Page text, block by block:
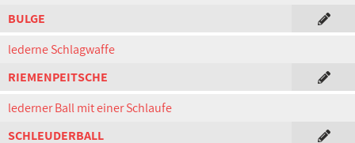
BULGE
lederne Schlagwaffe
RIEMENPEITSCHE
lederner Ball mit einer Schlaufe
SCHLEUDERBALL